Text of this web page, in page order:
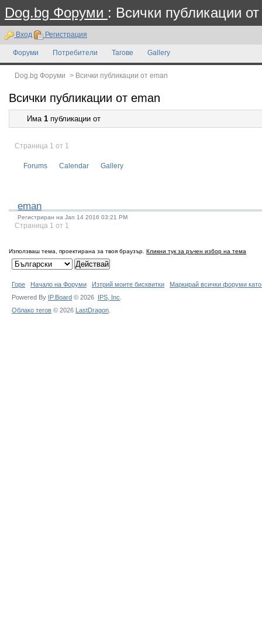
Dog.bg Форуми : Всички публикации
Вход Регистрация
Форуми Потребители Тагове Gallery
Dog.bg Форуми > Всички публикации от eman
Всички публикации от eman
Има 1 публикации от
Страница 1 от 1
Forums Calendar Gallery
eman
Регистриран на Jan 14 2016 03:21 PM
Страница 1 от 1
Използваш тема, проектирана за твоя браузър. Кликни тук за ръчен избор на тема
Горе Начало на Форуми Изтрий моите бисквитки
Маркирай всички форуми
Powered By IP.Board © 2026 IPS, Inc
Облако тегов © 2026 LastDragon